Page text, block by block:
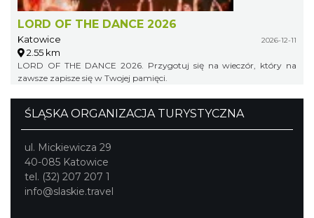
LORD OF THE DANCE 2026
Katowice 2026-12-11
2.55 km
LORD OF THE DANCE 2026. Przygotuj się na wieczór, który na
zawsze zapisze się w Twojej pamięci.
ŚLĄSKA ORGANIZACJA TURYSTYCZNA
ul. Mickiewicza 29
40-085 Katowice
tel. (32) 207 207 1
info@slaskie.travel